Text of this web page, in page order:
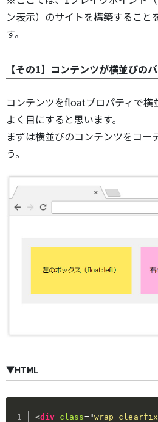
ン表示）のサイトを構築すること
す。
【その1】コンテンツが横並びの
コンテンツをfloatプロパティで横
よく目にすると思います。
まずは横並びのコンテンツをコー
う。
▼HTML
<div class="wrap clearfix